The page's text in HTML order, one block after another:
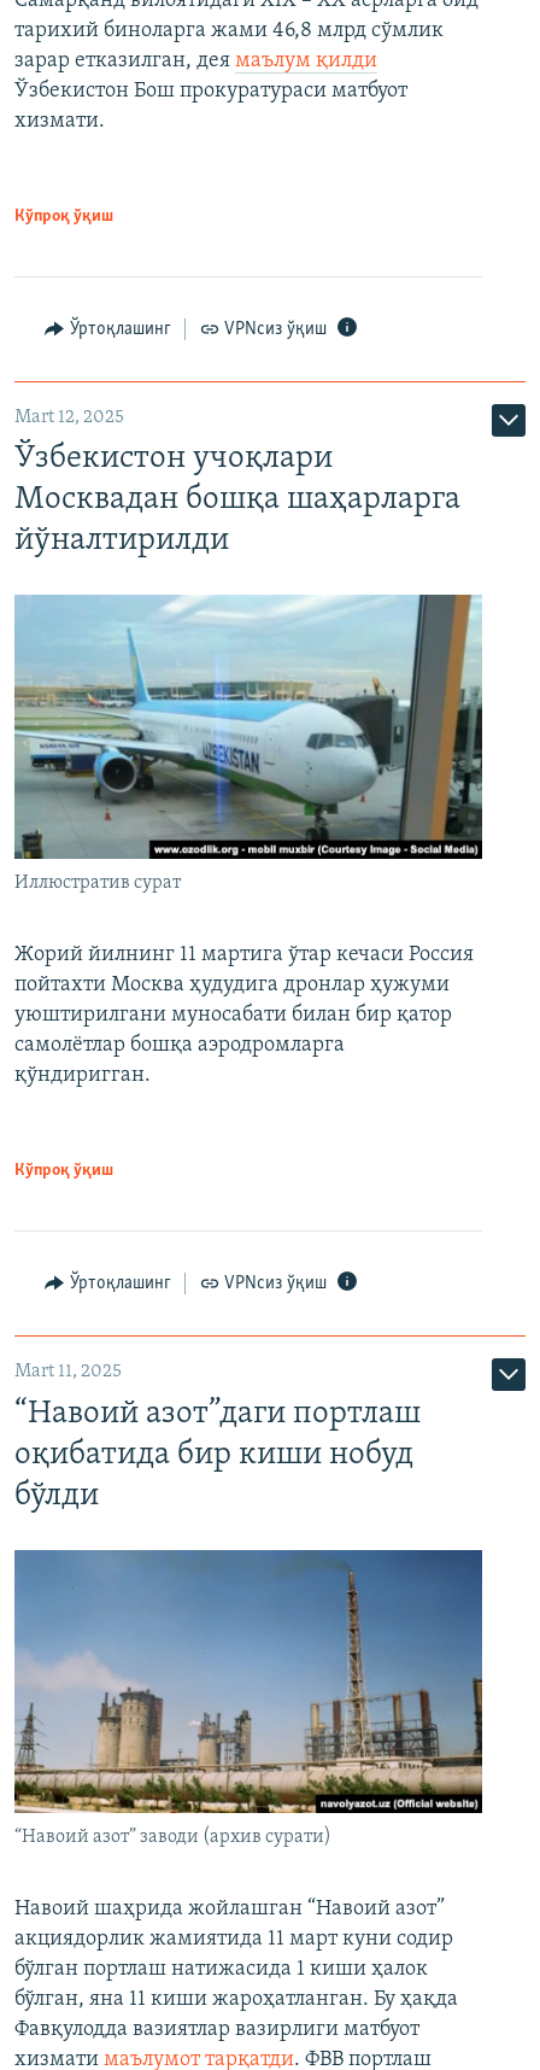
тарихий биноларга жами 46,8 млрд сўмлик
зарар етказилган, дея маълум қилди
Ўзбекистон Бош прокуратураси матбуот
хизмати.
Кўпроқ ўқиш
Ўртоқлашинг VPNсиз ўқиш
Mart 12, 2025
Ўзбекистон учоқлари
Москвадан бошқа шаҳарларга
йўналтирилди
Иллюстратив сурат
Жорий йилнинг 11 мартига ўтар кечаси Россия
пойтахти Москва ҳудудига дронлар ҳужуми
уюштирилгани муносабати билан бир қатор
самолётлар бошқа аэродромларга
қўндиригган.
Кўпроқ ўқиш
Ўртоқлашинг VPNсиз ўқиш
Mart 11, 2025
“Навоий азот”даги портлаш
оқибатида бир киши нобуд
бўлди
“Навоий азот” заводи (архив сурати)
Навоий шаҳрида жойлашган “Навоий азот”
акциядорлик жамиятида 11 март куни содир
бўлган портлаш натижасида 1 киши ҳалок
бўлган, яна 11 киши жароҳатланган. Бу ҳақда
Фавқулодда вазиятлар вазирлиги матбуот
хизмати маълумот тарқатди. ФВВ портлаш